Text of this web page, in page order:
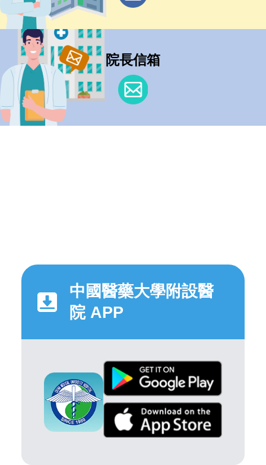
院長信箱
中國醫藥大學附設醫
院 APP